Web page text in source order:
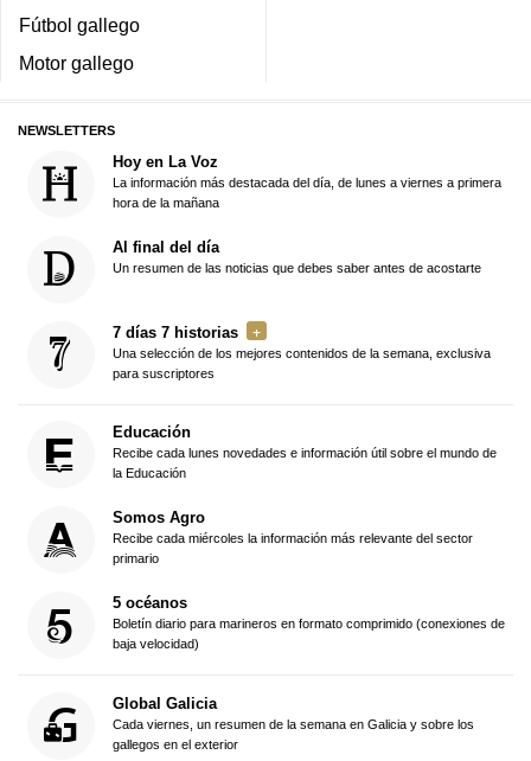
Fútbol gallego
Motor gallego
NEWSLETTERS
Hoy en La Voz
La información más destacada del día, de lunes a viernes a primera
hora de la mañana
Al final del día
Un resumen de las noticias que debes saber antes de acostarte
7 días 7 historias
Una selección de los mejores contenidos de la semana, exclusiva
para suscriptores
Educación
Recibe cada lunes novedades e información útil sobre el mundo de
la Educación
Somos Agro
Recibe cada miércoles la información más relevante del sector
primario
5 océanos
Boletín diario para marineros en formato comprimido (conexiones de
baja velocidad)
Global Galicia
Cada viernes, un resumen de la semana en Galicia y sobre los
gallegos en el exterior